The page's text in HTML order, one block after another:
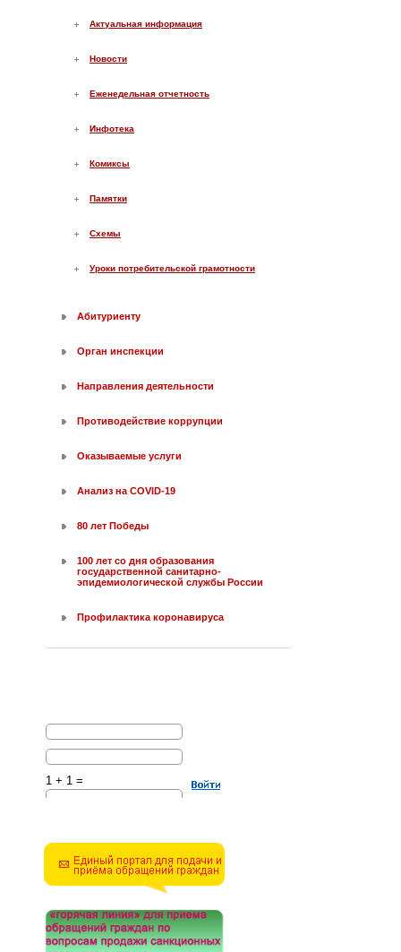
Актуальная информация
Новости
Еженедельная отчетность
Инфотека
Комиксы
Памятки
Схемы
Уроки потребительской грамотности
Абитуриенту
Орган инспекции
Направления деятельности
Противодействие коррупции
Оказываемые услуги
Анализ на COVID-19
80 лет Победы
100 лет со дня образования
государственной санитарно-
эпидемиологической службы России
Профилактика коронавируса
1 + 1 =